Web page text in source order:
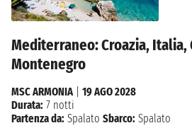
Mediterraneo: Croazia, Italia,
Montenegro
MSC ARMONIA| 19 AGO 2028
Durata: 7 notti
Partenza da: Spalato Sbarco: Spalato